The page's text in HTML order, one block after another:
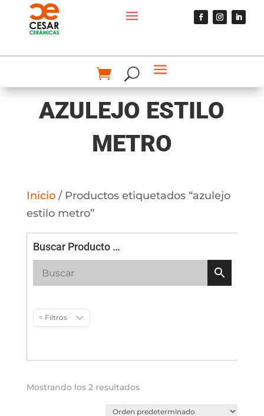
AZULEJO ESTILO
METRO
Inicio/ Productos etiquetados “azulejo
estilo metro”
Buscar Producto …
= Filtros
Mostrando los 2 resultados